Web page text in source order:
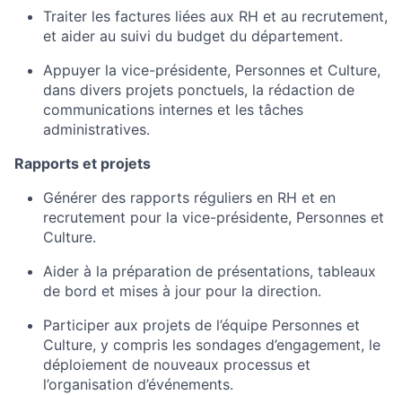
Traiter les factures liées aux RH et au recrutement,
et aider au suivi du budget du département.
Appuyer la vice-présidente, Personnes et Culture,
dans divers projets ponctuels, la rédaction de
communications internes et les tâches
administratives.
Rapports et projets
Générer des rapports réguliers en RH et en
recrutement pour la vice-présidente, Personnes et
Culture.
Aider à la préparation de présentations, tableaux
de bord et mises à jour pour la direction.
Participer aux projets de l’équipe Personnes et
Culture, y compris les sondages d’engagement, le
déploiement de nouveaux processus et
l’organisation d’événements.